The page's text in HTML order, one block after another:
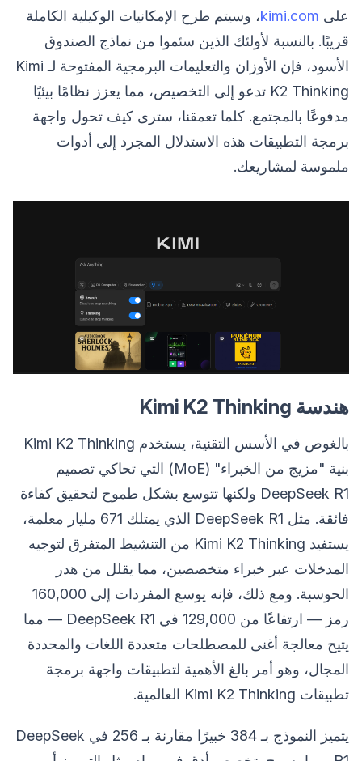
على kimi.com، وسيتم طرح الإمكانيات الوكيلية الكاملة
قريبًا. بالنسبة لأولئك الذين سئموا من نماذج الصندوق
الأسود، فإن الأوزان والتعليمات البرمجية المفتوحة لـ Kimi
K2 Thinking تدعو إلى التخصيص، مما يعزز نظامًا بيئيًا
مدفوعًا بالمجتمع. كلما تعمقنا، سترى كيف تحول واجهة
برمجة التطبيقات هذه الاستدلال المجرد إلى أدوات
ملموسة لمشاريعك.
هندسة Kimi K2 Thinking
بالغوص في الأسس التقنية، يستخدم Kimi K2 Thinking
بنية "مزيج من الخبراء" (MoE) التي تحاكي تصميم
DeepSeek R1 ولكنها تتوسع بشكل طموح لتحقيق كفاءة
فائقة. مثل DeepSeek R1 الذي يمتلك 671 مليار معلمة،
يستفيد Kimi K2 Thinking من التنشيط المتفرق لتوجيه
المدخلات عبر خبراء متخصصين، مما يقلل من هدر
الحوسبة. ومع ذلك، فإنه يوسع المفردات إلى 160,000
رمز — ارتفاعًا من 129,000 في DeepSeek R1 — مما
يتيح معالجة أغنى للمصطلحات متعددة اللغات والمحددة
المجال، وهو أمر بالغ الأهمية لتطبيقات واجهة برمجة
تطبيقات Kimi K2 Thinking العالمية.
يتميز النموذج بـ 384 خبيرًا مقارنة بـ 256 في DeepSeek